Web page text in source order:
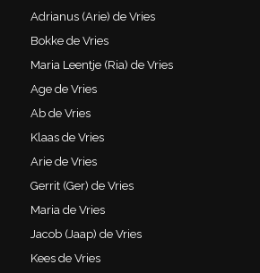
Adrianus (Arie) de Vries
Bokke de Vries
Maria Leentje (Ria) de Vries
Age de Vries
Ab de Vries
Klaas de Vries
Arie de Vries
Gerrit (Ger) de Vries
Maria de Vries
Jacob (Jaap) de Vries
Kees de Vries